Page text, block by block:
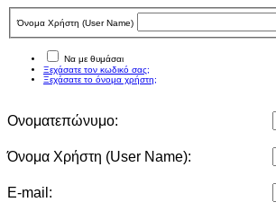
Όνομα Χρήστη (User Νame)
Να με θυμάσαι
Ξεχάσατε τον κωδικό σας;
Ξεχάσατε το όνομα χρήστη;
Ονοματεπώνυμο:
Όνομα Χρήστη (User Νame):
E-mail: